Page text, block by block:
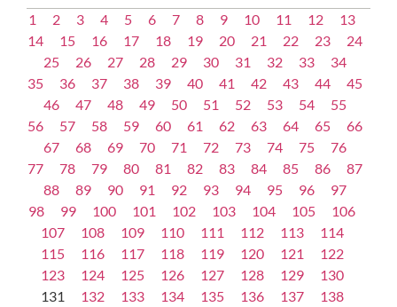
1 2 3 4 5 6 7 8 9 10 11 12
13
14
15 16 17 18 19 20 21 22 23
24
25
26 27 28 29 30 31 32 33
34
35
36 37 38 39 40 41 42 43 44
45
46
47 48 49 50 51 52 53 54
55
56
57 58 59 60 61 62 63 64 65
66
67
68 69 70 71 72 73 74 75
76
77
78 79 80 81 82 83 84 85 86
87
88
89 90 91 92 93 94 95 96
97
98
99 100 101 102 103 104 105
106
107
108 109 110 111 112 113
114
115
116 117 118 119 120 121
122
123
124 125 126 127 128 129
130
131
132 133 134 135 136 137
138